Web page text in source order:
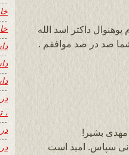
داکتر اسد الله
صد در صد موافقم .
بشیر!
سپاس. امید است
،